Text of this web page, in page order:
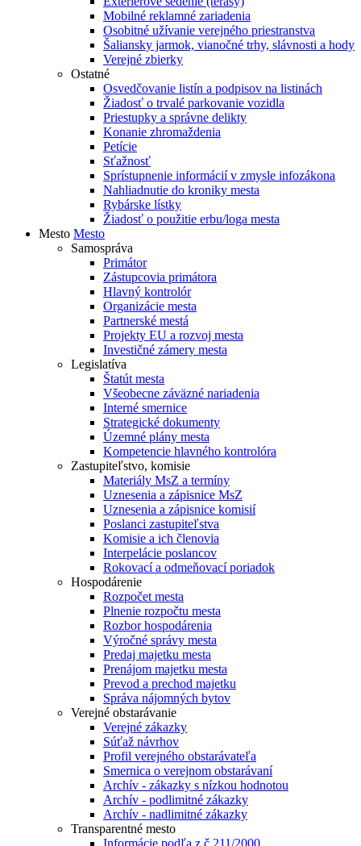
Mobilné reklamné zariadenia
Osobitné užívanie verejného priestranstva
Šaliansky jarmok, vianočné trhy, slávnosti a hody
Verejné zbierky
Ostatné
Osvedčovanie listín a podpisov na listinách
Žiadosť o trvalé parkovanie vozidla
Priestupky a správne delikty
Konanie zhromaždenia
Petície
Sťažnosť
Sprístupnenie informácií v zmysle infozákona
Nahliadnutie do kroniky mesta
Rybárske lístky
Žiadosť o použitie erbu/loga mesta
Mesto Mesto
Samospráva
Primátor
Zástupcovia primátora
Hlavný kontrolór
Organizácie mesta
Partnerské mestá
Projekty EU a rozvoj mesta
Investičné zámery mesta
Legislatíva
Štatút mesta
Všeobecne záväzné nariadenia
Interné smernice
Strategické dokumenty
Územné plány mesta
Kompetencie hlavného kontrolóra
Zastupiteľstvo, komisie
Materiály MsZ a termíny
Uznesenia a zápisnice MsZ
Uznesenia a zápisnice komisií
Poslanci zastupiteľstva
Komisie a ich členovia
Interpelácie poslancov
Rokovací a odmeňovací poriadok
Hospodárenie
Rozpočet mesta
Plnenie rozpočtu mesta
Rozbor hospodárenia
Výročné správy mesta
Predaj majetku mesta
Prenájom majetku mesta
Prevod a prechod majetku
Správa nájomných bytov
Verejné obstarávanie
Verejné zákazky
Súťaž návrhov
Profil verejného obstarávateľa
Smernica o verejnom obstarávaní
Archív - zákazky s nízkou hodnotou
Archív - podlimitné zákazky
Archív - nadlimitné zákazky
Transparentné mesto